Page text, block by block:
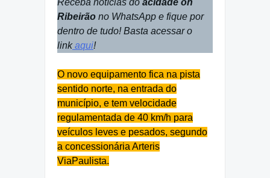
Ribeirão no WhatsApp e fique por
dentro de tudo! Basta acessar o
linkaqui!
O novo equipamento fica na pista
sentido norte, na entrada do
município, e tem velocidade
regulamentada de 40 km/h para
veículos leves e pesados, segundo
a concessionária Arteris
ViaPaulista.